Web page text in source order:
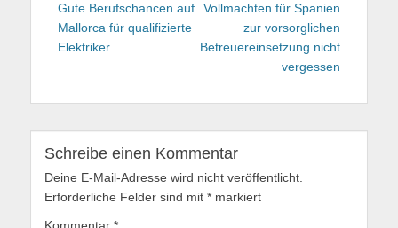
Beitrag:
Gute Berufschancen auf
Mallorca für qualifizierte
Elektriker
Vollmachten für Spanien
zur vorsorglichen
Betreuereinsetzung nicht
vergessen
Schreibe einen Kommentar
Deine E-Mail-Adresse wird nicht veröffentlicht.
Erforderliche Felder sind mit * markiert